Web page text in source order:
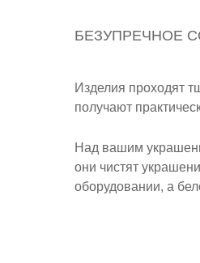
БЕЗУПРЕЧНОЕ
Изделия проходят
получают
Над вашим
они чистят
оборудовании, а